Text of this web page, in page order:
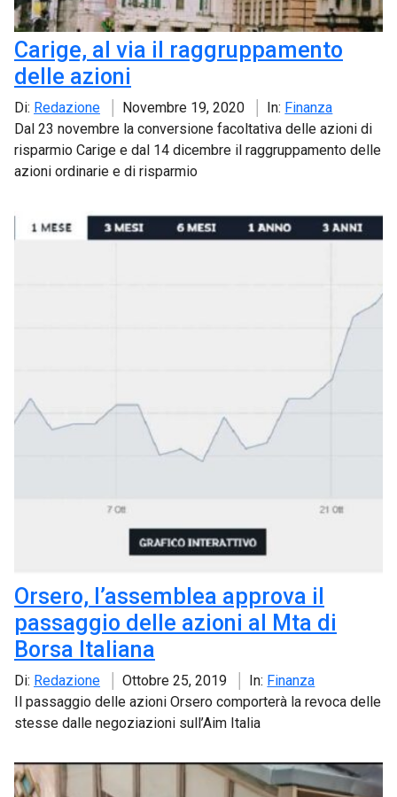
Carige, al via il raggruppamento
delle azioni
Di: Redazione Novembre 19, 2020 In: Finanza
Dal 23 novembre la conversione facoltativa delle azioni di
risparmio Carige e dal 14 dicembre il raggruppamento delle
azioni ordinarie e di risparmio
Orsero, l’assemblea approva il
passaggio delle azioni al Mta di
Borsa Italiana
Di: Redazione Ottobre 25, 2019 In: Finanza
Il passaggio delle azioni Orsero comporterà la revoca delle
stesse dalle negoziazioni sull’Aim Italia